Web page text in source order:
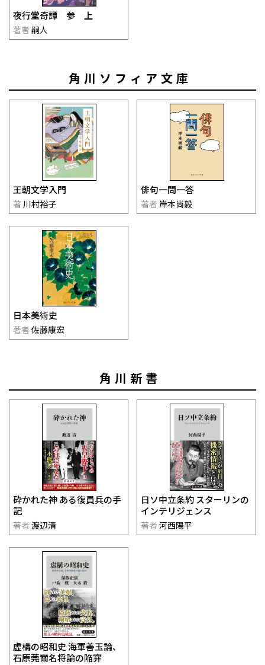
夜行堂奇譚 参 上
著者 嗣人
角川ソフィア文庫
王朝文学入門
著 川村裕子
俳句一問一答
著者 岸本尚毅
日本美術史
著者 佐藤康宏
角川新書
砕かれた神 ある復員兵の手
記
著者 渡辺清
日ソ中立条約 スターリンの
インテリジェンス
著者 河西陽平
虚構の昭和史 海軍善玉論、
石原莞爾名将論の陥穽